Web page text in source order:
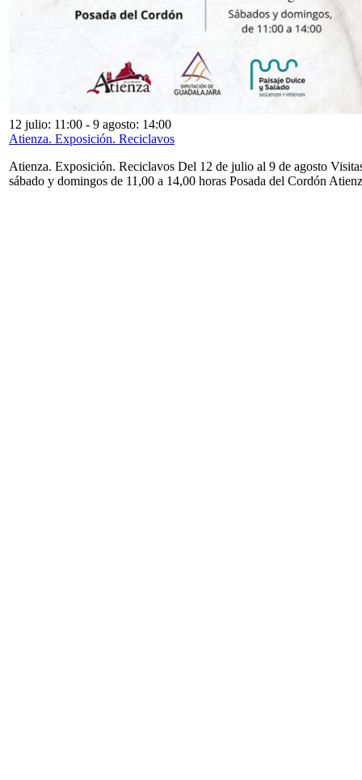
12 julio: 11:00 - 9 agosto: 14:00
Atienza. Exposición. Reciclavos
Atienza. Exposición. Reciclavos Del 12 de julio al 9 de agosto
sábado y domingos de 11,00 a 14,00 horas Posada del Cordón